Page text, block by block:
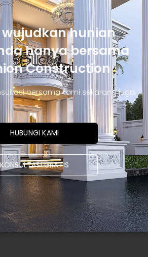
wujudkan hunian
hanya bersama
Construction
bersama kami sekarang juga.
HUBUNGI KAMI
KONSULTASI GRATIS